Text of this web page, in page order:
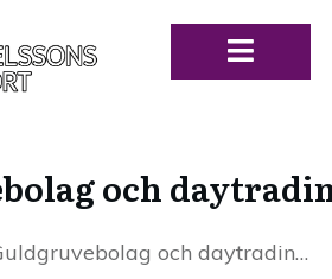
och
Guldgruvebolag och daytrading – Så kan det se ut med rätt strategi